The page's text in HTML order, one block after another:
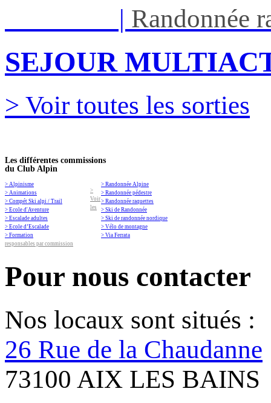
| Randonnée
SEJOUR
> Voir toutes les sorties
Les différentes commissions
du Club Alpin
> Alpinisme
> Animations
> Compét Ski alpi / Trail
> Ecole d'Aventure
> Escalade adultes
> Ecole d’Escalade
> Formation
> Randonnée Alpine
> Randonnée pédestre
> Randonnée raquettes
> Ski de Randonnée
> Ski de randonnée nordique
> Vélo de montagne
> Via Ferrata
>
Voir
les
responsables par commission
Pour nous contacter
Nos locaux sont situés :
26 Rue de la Chaudanne
73100 AIX LES BAINS